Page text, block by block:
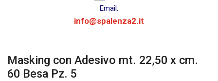
Email:
info@spalenza2.it
Masking con Adesivo mt. 22,50 x cm.
60 Besa Pz. 5